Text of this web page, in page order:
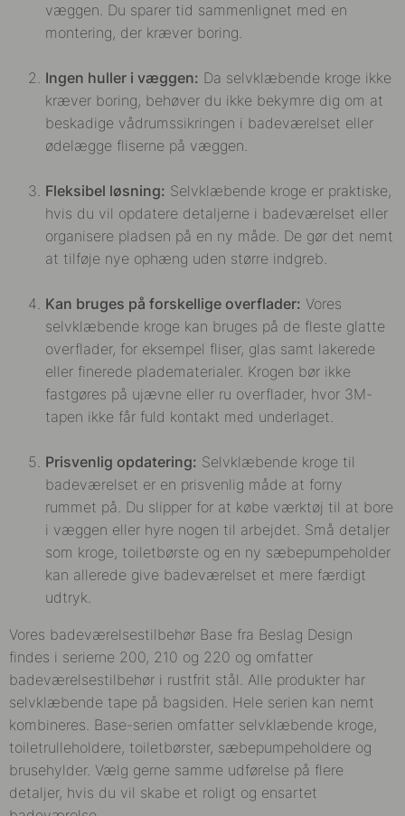
væggen. Du sparer tid sammenlignet med en
montering, der kræver boring.
Ingen huller i væggen: Da selvklæbende kroge ikke
kræver boring, behøver du ikke bekymre dig om at
beskadige vådrumssikringen i badeværelset eller
ødelægge fliserne på væggen.
Fleksibel løsning: Selvklæbende kroge er praktiske,
hvis du vil opdatere detaljerne i badeværelset eller
organisere pladsen på en ny måde. De gør det nemt
at tilføje nye ophæng uden større indgreb.
Kan bruges på forskellige overflader: Vores
selvklæbende kroge kan bruges på de fleste glatte
overflader, for eksempel fliser, glas samt lakerede
eller finerede pladematerialer. Krogen bør ikke
fastgøres på ujævne eller ru overflader, hvor 3M-
tapen ikke får fuld kontakt med underlaget.
Prisvenlig opdatering: Selvklæbende kroge til
badeværelset er en prisvenlig måde at forny
rummet på. Du slipper for at købe værktøj til at bore
i væggen eller hyre nogen til arbejdet. Små detaljer
som kroge, toiletbørste og en ny sæbepumpeholder
kan allerede give badeværelset et mere færdigt
udtryk.
Vores badeværelsestilbehør Base fra Beslag Design
findes i serierne 200, 210 og 220 og omfatter
badeværelsestilbehør i rustfrit stål. Alle produkter har
selvklæbende tape på bagsiden. Hele serien kan nemt
kombineres. Base-serien omfatter selvklæbende kroge,
toiletrulleholdere, toiletbørster, sæbepumpeholdere og
brusehylder. Vælg gerne samme udførelse på flere
detaljer, hvis du vil skabe et roligt og ensartet